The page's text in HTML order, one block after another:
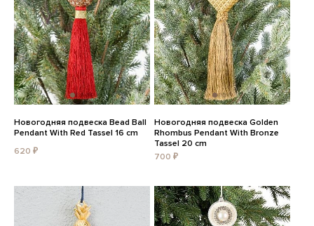
Новогодняя подвеска Bead Ball
Pendant With Red Tassel 16 cm
620 ₽
Новогодняя подвеска Golden
Rhombus Pendant With Bronze
Tassel 20 cm
700 ₽